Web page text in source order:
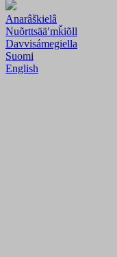
Anarâškielâ
Nuõrttsääʹmǩiõll
Davvisámegiella
Suomi
English